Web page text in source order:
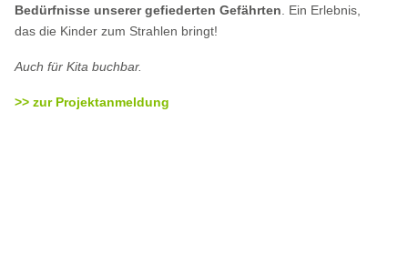
Bedürfnisse unserer gefiederten Gefährten . Ein Erlebnis,
das die Kinder zum Strahlen bringt!
Auch für Kita buchbar.
>> zur Projektanmeldung